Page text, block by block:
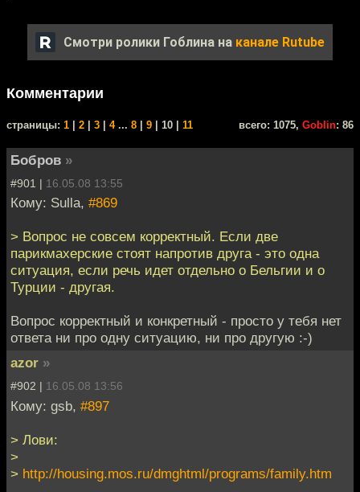
Смотри ролики Гоблина на канале Rutube
Комментарии
cтраницы: 1 2 3 4... 8 9 | 10 | 11 всего: 1075, Goblin: 86
Бобров »
#901 | 16.05.08 13:55
Кому: Sulla, #869
> Вопрос не совсем корректный. Если две
парикмахерские стоят напротив друга - это одна
ситуация, если речь идет отдельно о Бельгии и о
Турции - другая.
Вопрос корректный и конкретный - просто у тебя нет
ответа ни про одну ситуацию, ни про другую :-)
azor »
#902 | 16.05.08 13:56
Кому: gsb, #897
> Лови:
>
> http://housing.mos.ru/dmghtml/programs/family.htm